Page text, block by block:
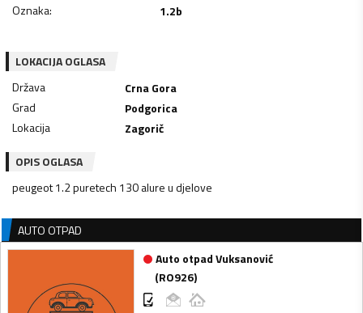
Oznaka: 1.2b
LOKACIJA OGLASA
Država
Crna Gora
Grad
Podgorica
Lokacija
Zagorič
OPIS OGLASA
peugeot 1.2 puretech 130 alure u djelove
AUTO OTPAD
Auto otpad Vuksanović
(RO926)